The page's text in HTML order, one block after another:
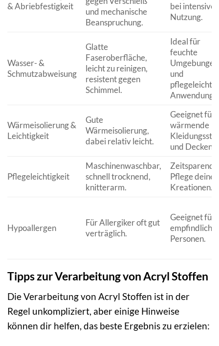
& Abriebfestigkeit
und mechanische
Beanspruchung.
bei intensiver
Nutzung.
Wasser- &
Schmutzabweisung
Glatte
Faseroberfläche,
leicht zu reinigen,
resistent gegen
Schimmel.
Ideal für
feuchte
Umgebungen
und
pflegeleichte
Wärmeisolierung &
Leichtigkeit
Gute
Wärmeisolierung,
dabei relativ leicht.
Geeignet für
wärmende
und Decken.
Pflegeleichtigkeit
Maschinenwaschbar,
schnell trocknend,
knitterarm.
Zeitsparende
Pflege deiner
Kreationen.
Hypoallergen
Für Allergiker oft gut
verträglich.
Geeignet für
empfindliche
Personen.
Tipps zur Verarbeitung von Acryl Stoffen
Die Verarbeitung von Acryl Stoffen ist in der
Regel unkompliziert, aber einige Hinweise
können dir helfen, das beste Ergebnis zu erzielen: